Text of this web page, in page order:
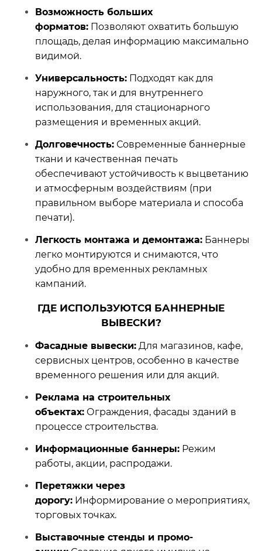
Возможность больших
форматов: Позволяют охватить большую
площадь, делая информацию максимально
видимой.
Универсальность: Подходят как для
наружного, так и для внутреннего
использования, для стационарного
размещения и временных акций.
Долговечность: Современные баннерные
ткани и качественная печать
обеспечивают устойчивость к выцветанию
и атмосферным воздействиям (при
правильном выборе материала и способа
печати).
Легкость монтажа и демонтажа: Баннеры
легко монтируются и снимаются, что
удобно для временных рекламных
кампаний.
ГДЕ ИСПОЛЬЗУЮТСЯ БАННЕРНЫЕ
ВЫВЕСКИ?
Фасадные вывески: Для магазинов, кафе,
сервисных центров, особенно в качестве
временного решения или для акций.
Реклама на строительных
объектах: Ограждения, фасады зданий в
процессе строительства.
Информационные баннеры: Режим
работы, акции, распродажи.
Перетяжки через
дорогу: Информирование о мероприятиях,
торговых точках.
Выставочные стенды и промо-